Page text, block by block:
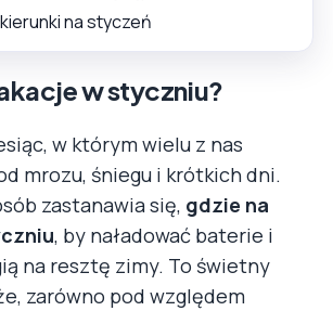
na styczeń
w styczniu?
w którym wielu z nas
mrozu, śniegu i krótkich dni.
zastanawia się, gdzie na
, by naładować baterie i
na resztę zimy. To świetny
zarówno pod względem